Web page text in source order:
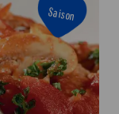
Saison